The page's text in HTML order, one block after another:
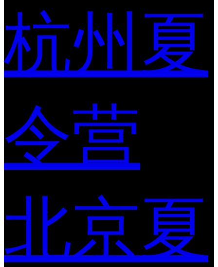
杭州夏
令营
北京夏